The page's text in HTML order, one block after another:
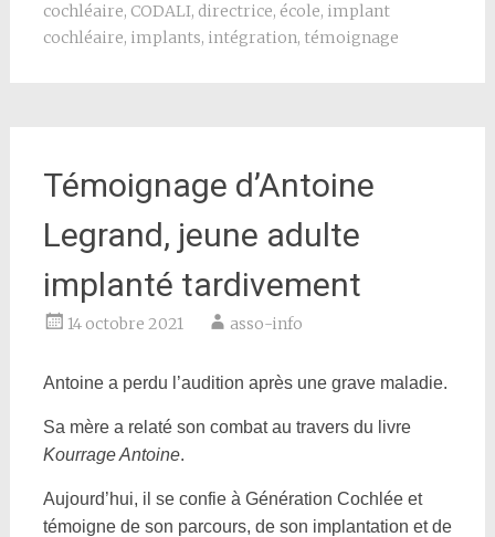
cochléaire, CODALI, directrice, école, implant
cochléaire, implants, intégration, témoignage
Témoignage d’Antoine
Legrand, jeune adulte
implanté tardivement
14 octobre 2021 asso-info
Antoine a perdu l’audition après une grave maladie.
Sa mère a relaté son combat au travers du livre
Kourrage Antoine.
Aujourd’hui, il se confie à Génération Cochlée et
témoigne de son parcours, de son implantation et de